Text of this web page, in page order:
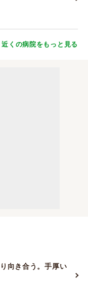
近くの病院をもっと見る
向き合う。手厚い